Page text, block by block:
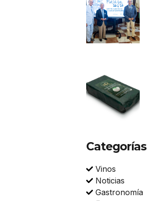
Categorías
Vinos
Noticias
Gastronomía